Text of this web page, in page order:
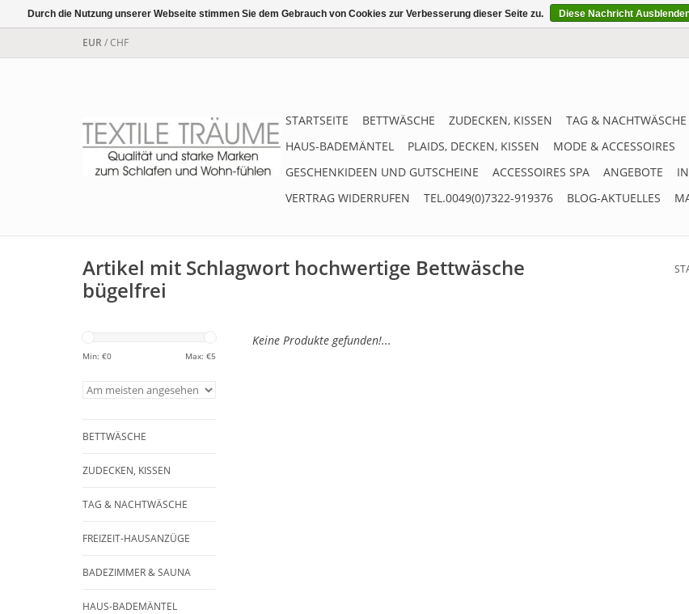
EUR/CHF
STARTSEITE BETTWÄSCHE ZUDECKEN, KISSEN TAG & NACHTWÄSCHE
HAUS-BADEMÄNTEL
PLAIDS, DECKEN, KISSEN MODE & ACCESSOIRES
GESCHENKIDEEN UND GUTSCHEINE
ACCESSOIRES SPA ANGEBOTE
VERTRAG WIDERRUFEN
TEL.0049(0)7322-919376 BLOG-AKTUELLES
Artikel mit Schlagwort hochwertige Bettwäsche
bügelfrei
Min: €0 Max: €5
BETTWÄSCHE
ZUDECKEN, KISSEN
TAG & NACHTWÄSCHE
FREIZEIT-HAUSANZÜGE
BADEZIMMER & SAUNA
HAUS-BADEMÄNTEL
Keine Produkte gefunden!...
Durch die Nutzung unserer Webseite stimmen Sie dem Gebrauch von Cookies zur Verbesserung dieser Seite zu. Diese Nachricht